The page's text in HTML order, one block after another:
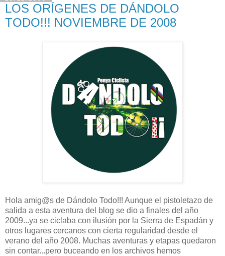
LOS ORÍGENES DE DÁNDOLO
TODO!!! NOVIEMBRE DE 2008
Hola amig@s de Dándolo Todo!!! Aunque el pistoletazo de
salida a esta aventura del blog se dio a finales del año
2009...ya se ciclaba con ilusión por la Sierra de Espadán y
otros lugares cercanos con cierta regularidad desde el
verano del año 2008. Muchas aventuras y etapas quedaron
sin contar...pero buceando en los archivos hemos